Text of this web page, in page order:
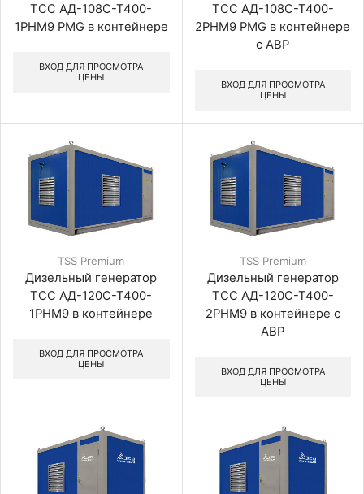
ТСС АД-108С-Т400-
1РНМ9 PMG в контейнере
ВХОД ДЛЯ ПРОСМОТРА
ЦЕНЫ
ТСС АД-108С-Т400-
2РНМ9 PMG в контейнере
с АВР
ВХОД ДЛЯ ПРОСМОТРА
ЦЕНЫ
TSS Premium
Дизельный генератор
ТСС АД-120С-Т400-
1РНМ9 в контейнере
ВХОД ДЛЯ ПРОСМОТРА
ЦЕНЫ
TSS Premium
Дизельный генератор
ТСС АД-120С-Т400-
2РНМ9 в контейнере с
АВР
ВХОД ДЛЯ ПРОСМОТРА
ЦЕНЫ